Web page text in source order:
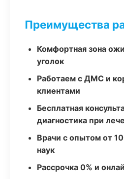
Преимущества
Комфортная зона
уголок
Работаем с ДМС и
клиентами
Бесплатная
диагностика при
Врачи с опытом от
наук
Рассрочка 0% и